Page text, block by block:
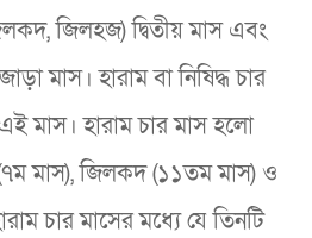
জিলহজ) দ্বিতীয় মাস এবং
মাস। হারাম বা নিষিদ্ধ চার
মাস। হারাম চার মাস হলো
মাস), জিলকদ (১১তম মাস) ও
চার মাসের মধ্যে যে তিনটি